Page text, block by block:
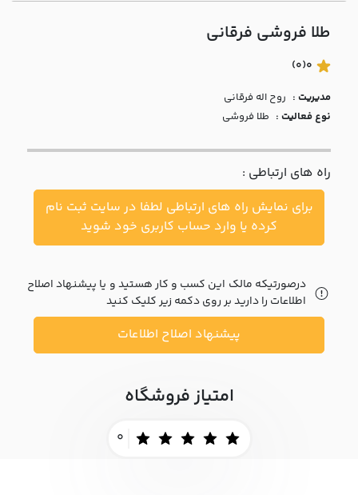
با ما
مقالات
اخبار
پرسش
متداول
خواست
طلا فروشی فرقاني
0
(0)
مدیریت : روح اله فرقاني
نوع فعالیت : طلا فروشی
راه های ارتباطی :
برای نمایش راه های ارتباطی لطفا در سایت ثبت نام
کرده یا وارد حساب کاربری خود شوید
درصورتیکه مالک این کسب و کار هستید و یا پیشنهاد اصلاح
اطلاعات را دارید بر روی دکمه زیر کلیک کنید
پیشنهاد اصلاح اطلاعات
امتیاز فروشگاه
0